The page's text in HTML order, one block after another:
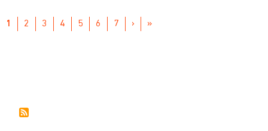
Paginación
PÁGINA
1 PAGE
2 PAGE
3 PAGE
4 PAGE
5 PAGE
6 PAGE
7
SIGUIENTE
›
ÚLTIMA
»